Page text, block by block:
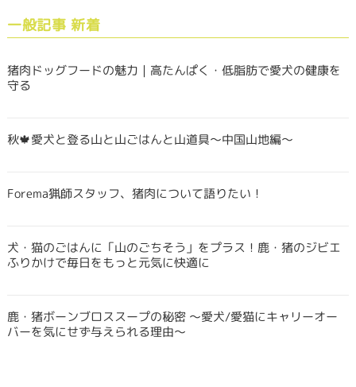
一般記事 新着
猪肉ドッグフードの魅力｜高たんぱく・低脂肪で愛犬の健康を
守る
秋🍁愛犬と登る山と山ごはんと山道具〜中国山地編〜
Forema猟師スタッフ、猪肉について語りたい！
犬・猫のごはんに「山のごちそう」をプラス！鹿・猪のジビエ
ふりかけで毎日をもっと元気に快適に
鹿・猪ボーンブロススープの秘密 〜愛犬/愛猫にキャリーオー
バーを気にせず与えられる理由〜